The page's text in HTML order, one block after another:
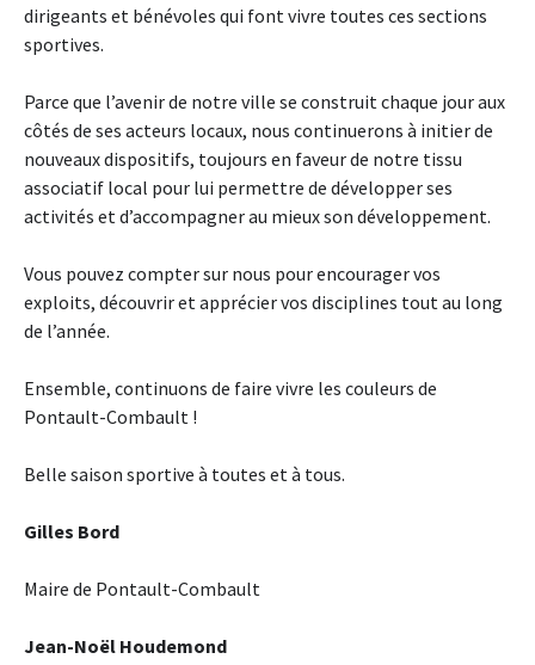
dirigeants et bénévoles qui font vivre toutes ces sections
sportives.
Parce que l’avenir de notre ville se construit chaque jour aux
côtés de ses acteurs locaux, nous continuerons à initier de
nouveaux dispositifs, toujours en faveur de notre tissu
associatif local pour lui permettre de développer ses
activités et d’accompagner au mieux son développement.
Vous pouvez compter sur nous pour encourager vos
exploits, découvrir et apprécier vos disciplines tout au long
de l’année.
Ensemble, continuons de faire vivre les couleurs de
Pontault-Combault !
Belle saison sportive à toutes et à tous.
Gilles Bord
Maire de Pontault-Combault
Jean-Noël Houdemond